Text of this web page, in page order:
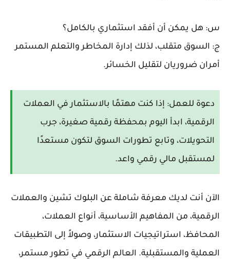
س: هل يمكن أن أفقد استثماري بالكامل؟
ج: السوق متقلب، لذلك إدارة المخاطر والتعلم المستمر
أمران ضروريان لتقليل الخسائر.
دعوة للعمل: إذا كنت مهتمًا بالاستثمار في العملات
الرقمية، ابدأ اليوم بمحفظة رقمية صغيرة، جرب
التحويلات، وتابع تطورات السوق لتكون مستعدًا
لمستقبل مالي رقمي واعد.
الآن أنت لديك معرفة شاملة عن البلوك تشين والعملات
الرقمية، من المفاهيم الأساسية، أنواع العملات،
المحافظ، استراتيجيات الاستثمار، وصولاً إلى التطبيقات
العملية والمستقبلية. العالم الرقمي في تطور مستمر،